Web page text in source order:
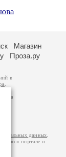
Магазин
Проза.ру
в
данных
о портале и